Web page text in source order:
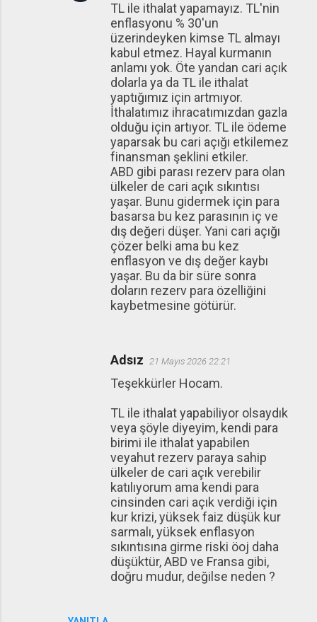
TL ile ithalat yapamayız. TL'nin
enflasyonu % 30'un
üzerindeyken kimse TL almayı
kabul etmez. Hayal kurmanın
anlamı yok. Öte yandan cari açık
dolarla ya da TL ile ithalat
yaptığımız için artmıyor.
İthalatımız ihracatımızdan gazla
olduğu için artıyor. TL ile ödeme
yaparsak bu cari açığı etkilemez
finansman şeklini etkiler.
ABD gibi parası rezerv para olan
ülkeler de cari açık sıkıntısı
yaşar. Bunu gidermek için para
basarsa bu kez parasının iç ve
dış değeri düşer. Yani cari açığı
çözer belki ama bu kez
enflasyon ve dış değer kaybı
yaşar. Bu da bir süre sonra
doların rezerv para özelliğini
kaybetmesine götürür.
Adsız 21 Mayıs 2026 22:21
Teşekkürler Hocam.
TL ile ithalat yapabiliyor olsaydık
veya şöyle diyeyim, kendi para
birimi ile ithalat yapabilen
veyahut rezerv paraya sahip
ülkeler de cari açık verebilir
katılıyorum ama kendi para
cinsinden cari açık verdiği için
kur krizi, yüksek faiz düşük kur
sarmalı, yüksek enflasyon
sıkıntısına girme riski öoj daha
düşüktür, ABD ve Fransa gibi,
doğru mudur, değilse neden ?